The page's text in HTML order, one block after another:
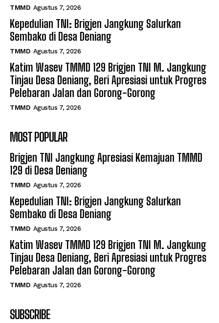
TMMD Agustus 7, 2026
Kepedulian TNI: Brigjen Jangkung Salurkan
Sembako di Desa Deniang
TMMD Agustus 7, 2026
Katim Wasev TMMD 129 Brigjen TNI M. Jangkung
Tinjau Desa Deniang, Beri Apresiasi untuk Progres
Pelebaran Jalan dan Gorong-Gorong
TMMD Agustus 7, 2026
MOST POPULAR
Brigjen TNI Jangkung Apresiasi Kemajuan TMMD
129 di Desa Deniang
TMMD Agustus 7, 2026
Kepedulian TNI: Brigjen Jangkung Salurkan
Sembako di Desa Deniang
TMMD Agustus 7, 2026
Katim Wasev TMMD 129 Brigjen TNI M. Jangkung
Tinjau Desa Deniang, Beri Apresiasi untuk Progres
Pelebaran Jalan dan Gorong-Gorong
TMMD Agustus 7, 2026
SUBSCRIBE